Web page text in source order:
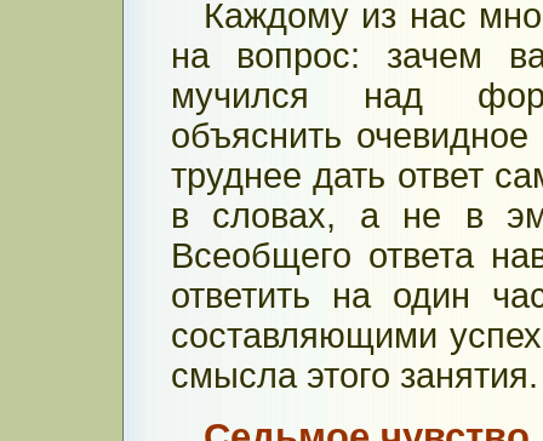
Каждому из нас
на вопрос: зачем
мучился над
объяснить
труднее дать ответ
в словах, а не в
Всеобщего ответа
ответить на один
составляющими
смысла этого